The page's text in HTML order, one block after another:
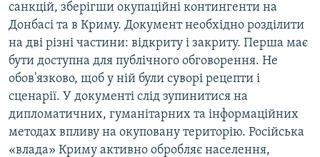
санкцій, зберігши окупаційні контингенти на
Донбасі та в Криму. Документ необхідно розділити
на дві різні частини: відкриту і закриту. Перша має
бути доступна для публічного обговорення. Не
обов'язково, щоб у ній були суворі рецепти і
сценарії. У документі слід зупинитися на
дипломатичних, гуманітарних та інформаційних
методах впливу на окуповану територію. Російська
«влада» Криму активно обробляє населення,